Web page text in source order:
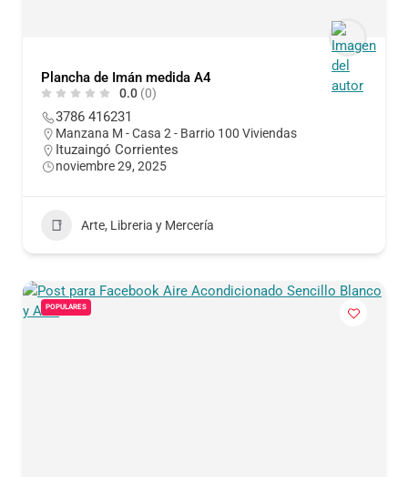
Plancha de Imán medida A4
0.0 (0)
3786 416231
Manzana M - Casa 2 - Barrio 100 Viviendas
Ituzaingó Corrientes
noviembre 29, 2025
Arte, Libreria y Mercería
POPULARES